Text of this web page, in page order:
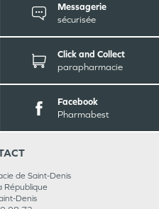
Messagerie
sécurisée
Click and Collect
parapharmacie
Facebook
Pharmabest
de Saint-Denis
République
Denis